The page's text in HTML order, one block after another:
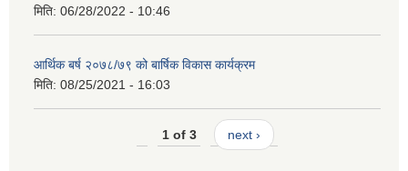
मिति: 06/28/2022 - 10:46
आर्थिक बर्ष २०७८/७९ को बार्षिक विकास कार्यक्रम
मिति: 08/25/2021 - 16:03
1 of 3 next ›